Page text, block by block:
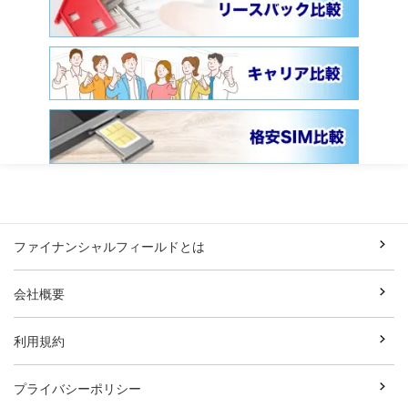
ファイナンシャルフィールドとは
会社概要
利用規約
プライバシーポリシー